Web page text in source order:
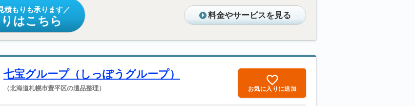
積もりも承ります
はこちら 料金やサービスを見る
七宝グループ（しっぽうグループ）
（北海道札幌市豊平区の遺品整理） お気に入りに追加